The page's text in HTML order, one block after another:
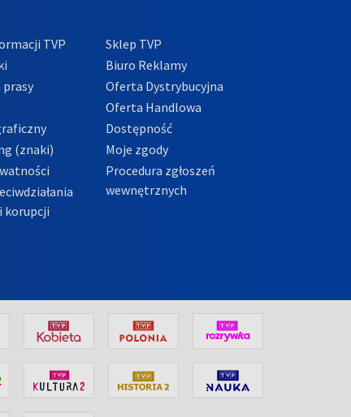
TVP
(znaki)
korupcji
Sklep TVP
Biuro Reklamy
Oferta Dystrybucyjna
Oferta Handlowa
Dostępność
Moje zgody
Procedura zgłoszeń
wewnętrznych